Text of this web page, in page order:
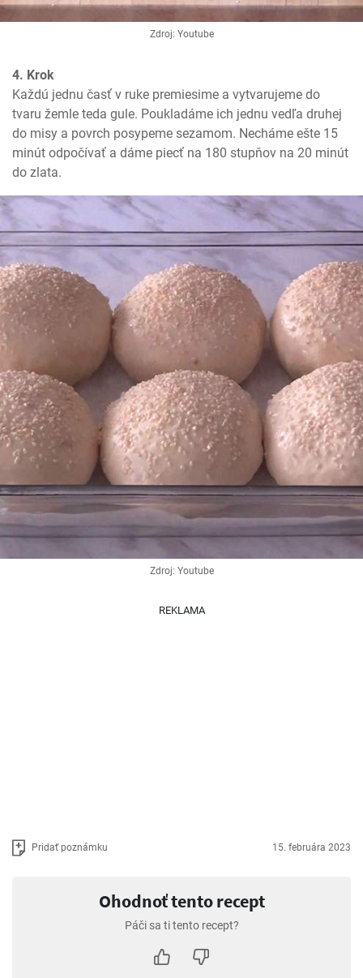
Zdroj: Youtube
4. Krok
Každú jednu časť v ruke premiesime a vytvarujeme do
tvaru žemle teda gule. Poukladáme ich jednu vedľa druhej
do misy a povrch posypeme sezamom. Necháme ešte 15
minút odpočívať a dáme piecť na 180 stupňov na 20 minút
do zlata.
Zdroj: Youtube
REKLAMA
Pridať poznámku 15. februára 2023
Ohodnoť tento recept
Páči sa ti tento recept?